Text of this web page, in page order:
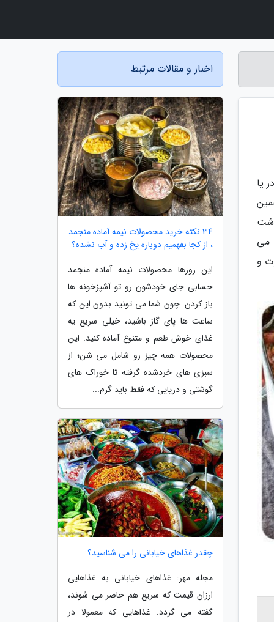
یا
می
و
اخبار و مقالات مرتبط
34 نکته خرید محصولات نیمه آماده منجمد
، از کجا بفهمیم دوباره یخ زده و آب نشده؟
این روزها محصولات نیمه آماده منجمد
حسابی جای خودشون رو تو آشپزخونه ها
باز کردن. چون شما می تونید بدون این که
ساعت ها پای گاز باشید، خیلی سریع یه
غذای خوش طعم و متنوع آماده کنید. این
محصولات همه چیز رو شامل می شن؛ از
سبزی های خردشده گرفته تا خوراک های
گوشتی و دریایی که فقط باید گرم...
چقدر غذاهای خیابانی را می شناسید؟
مجله مهر: غذاهای خیابانی به غذاهایی
ارزان قیمت که سریع هم حاضر می شوند،
گفته می گردد. غذاهایی که معمولا در